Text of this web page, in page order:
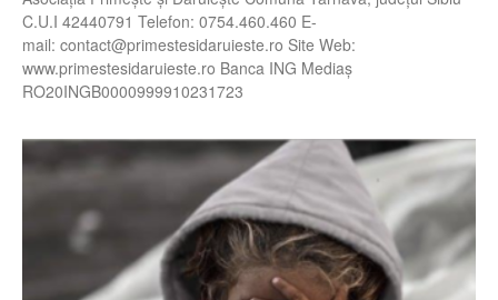
C.U.I 42440791 Telefon: 0754.460.460 E-
mail: contact@primestesidaruieste.ro Site Web:
www.primestesidaruieste.ro Banca ING Mediaș
RO20INGB0000999910231723